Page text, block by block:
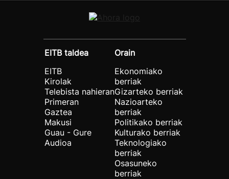
EITB taldea
EITB
Kirolak
Telebista nahieran
Primeran
Gaztea
Makusi
Guau - Gure
Audioa
Orain
Ekonomiako
berriak
Gizarteko berriak
Nazioarteko
berriak
Politikako berriak
Kulturako berriak
Teknologiako
berriak
Osasuneko
berriak